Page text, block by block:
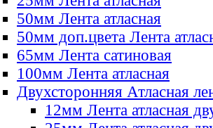
50мм Лента атласная
50мм доп.цвета Лента
65мм Лента сатиновая
100мм Лента атласная
Двухсторонняя Атласная
12мм Лента атласная